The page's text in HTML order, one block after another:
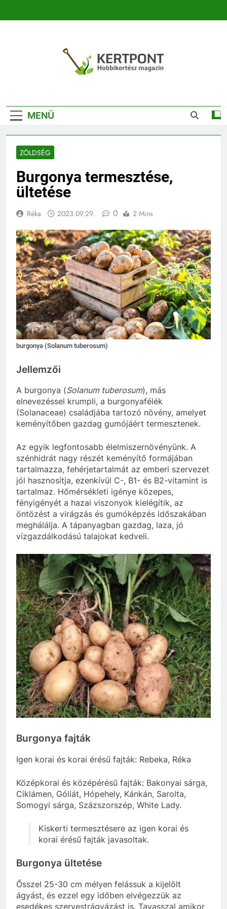
Kertészeti
Magazin |
Növényhatározó
MENÜ
ZÖLDSÉG
Burgonya termesztése,
ültetése
Réka 2023.09.29. 0 2 Mins
burgonya (Solanum tuberosum)
Jellemzői
A burgonya (Solanum tuberosum), más
elnevezéssel krumpli, a burgonyafélék
(Solanaceae) családjába tartozó növény, amelyet
keményítőben gazdag gumójáért termesztenek.
Az egyik legfontosabb élelmiszernövényünk. A
szénhidrát nagy részét keményítő formájában
tartalmazza, fehérjetartalmát az emberi szervezet
jól hasznosítja, ezenkívül C-, B1- és B2-vitamint is
tartalmaz. Hőmérsékleti igénye közepes,
fényigényét a hazai viszonyok kielégítik, az
öntözést a virágzás és gumóképzés időszakában
meghálálja. A tápanyagban gazdag, laza, jó
vízgazdálkodású talajokat kedveli.
Burgonya fajták
Igen korai és korai érésű fajták: Rebeka, Réka
Középkorai és középérésű fajták: Bakonyai sárga,
Ciklámen, Góliát, Hópehely, Kánkán, Sarolta,
Somogyi sárga, Százszorszép, White Lady.
Kiskerti termesztésere az igen korai és
korai érésű fajták javasoltak.
Burgonya ültetése
Ősszel 25-30 cm mélyen felássuk a kijelölt
ágyást, és ezzel egy időben elvégezzük az
esedékes szervestrágyázást is. Tavasszal amikor